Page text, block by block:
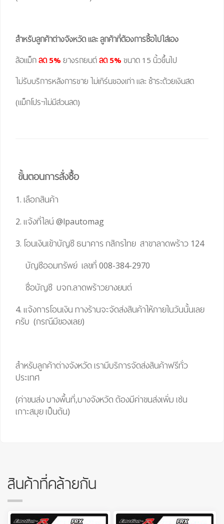
สำหรับลูกค้าต่างจังหวัด และ ลูกค้าที่ต้องการซื้อไปใส่เอง
ล้อแม็ก ลด 5% ยางรถยนต์ ลด 5% ขนาด 15 นิ้วขึ้นไป
ไม่รับบริการหลังการขาย ไม่เทิร์นของเก่า และ ชำระด้วยเงินสด
(แม็กโปรฯไม่มีส่วนลด)
ขั้นตอนการสั่งซื้อ
1. เลือกสินค้า
2. แจ้งที่ไลน์ @lpautomag
3. โอนเงินเข้าบัญชี ธนาคาร กสิกรไทย สาขาลาดพร้าว 124
บัญชีออมทรัพย์ เลขที่ 008-384-2970
ชื่อบัญชี บจก.ลาดพร้าวยางยนต์
4. แจ้งการโอนเงิน ทางร้านจะจัดส่งสินค้าให้ภายในวันนั้นเลย
ครับ (กรณีมีของเลย)
สำหรับลูกค้าต่างจังหวัด เรามีบริการจัดส่งสินค้าฟรีทั่ว
ประเทศ
(ค่าขนส่ง บางพื้นที่,บางจังหวัด ต้องมีค่าขนส่งเพิ่ม เช่น
เกาะสมุย เป็นต้น)
สินค้าที่คล้ายกัน